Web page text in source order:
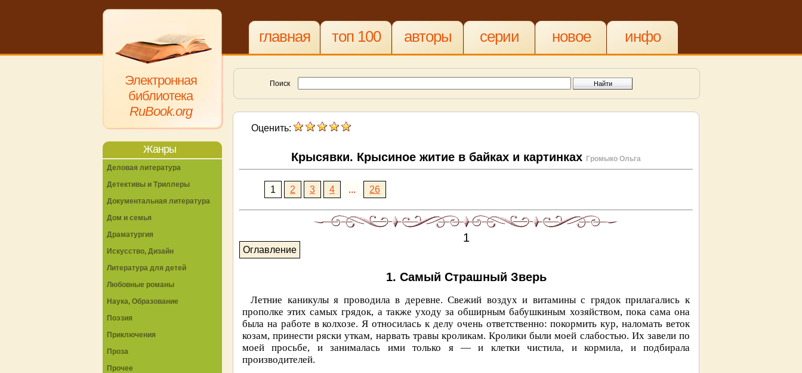
Электронная
библиотека
RuBook.org
главная топ 100 авторы серии новое инфо
Поиск
Оценить:
Крысявки. Крысиное житие в байках и картинках Громыко Ольга
1 2 3 4 ... 26
1
Оглавление
1. Самый Страшный Зверь
Летние каникулы я проводила в деревне. Свежий воздух и витамины с грядок прилагались к
прополке этих самых грядок, а также уходу за обширным бабушкиным хозяйством, пока сама она
была на работе в колхозе. Я относилась к делу очень ответственно: покормить кур, наломать веток
козам, принести ряски уткам, нарвать травы кроликам. Кролики были моей слабостью. Их завели по
моей просьбе, и занималась ими только я — и клетки чистила, и кормила, и подбирала
производителей.
Жанры
Деловая литература
Детективы и Триллеры
Документальная литература
Дом и семья
Драматургия
Искусство, Дизайн
Литература для детей
Любовные романы
Наука, Образование
Поэзия
Приключения
Проза
Прочее